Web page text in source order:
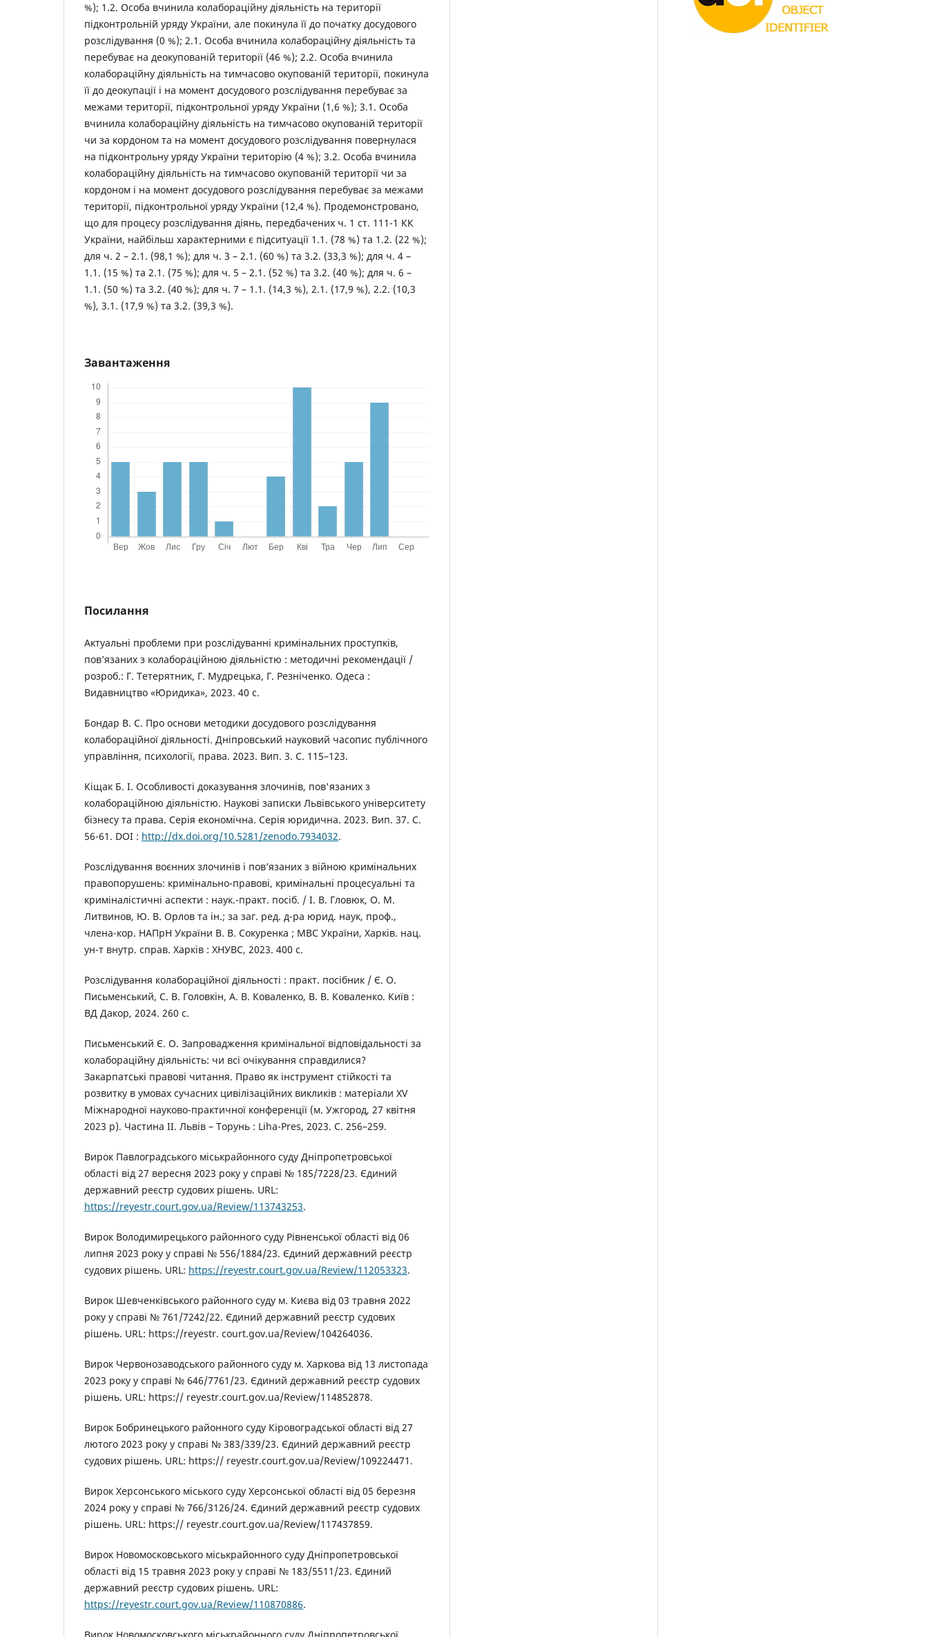
%); 1.2. Особа вчинила колабораційну діяльність на території
підконтрольній уряду України, але покинула її до початку досудового
розслідування (0 %); 2.1. Особа вчинила колабораційну діяльність та
перебуває на деокупованій території (46 %); 2.2. Особа вчинила
колабораційну діяльність на тимчасово окупованій території, покинула
її до деокупації і на момент досудового розслідування перебуває за
межами території, підконтрольної уряду України (1,6 %); 3.1. Особа
вчинила колабораційну діяльність на тимчасово окупованій території
чи за кордоном та на момент досудового розслідування повернулася
на підконтрольну уряду України територію (4 %); 3.2. Особа вчинила
колабораційну діяльність на тимчасово окупованій території чи за
кордоном і на момент досудового розслідування перебуває за межами
території, підконтрольної уряду України (12,4 %). Продемонстровано,
що для процесу розслідування діянь, передбачених ч. 1 ст. 111-1 КК
України, найбільш характерними є підситуації 1.1. (78 %) та 1.2. (22 %);
для ч. 2 – 2.1. (98,1 %); для ч. 3 – 2.1. (60 %) та 3.2. (33,3 %); для ч. 4 –
1.1. (15 %) та 2.1. (75 %); для ч. 5 – 2.1. (52 %) та 3.2. (40 %); для ч. 6 –
1.1. (50 %) та 3.2. (40 %); для ч. 7 – 1.1. (14,3 %), 2.1. (17,9 %), 2.2. (10,3
%), 3.1. (17,9 %) та 3.2. (39,3 %).
Завантаження
Посилання
Актуальні проблеми при розслідуванні кримінальних проступків,
пов’язаних з колабораційною діяльністю : методичні рекомендації /
розроб.: Г. Тетерятник, Г. Мудрецька, Г. Резніченко. Одеса :
Видавництво «Юридика», 2023. 40 с.
Бондар В. С. Про основи методики досудового розслідування
колабораційної діяльності. Дніпровський науковий часопис публічного
управління, психології, права. 2023. Вип. 3. С. 115–123.
Кіщак Б. І. Особливості доказування злочинів, пов'язаних з
колабораційною діяльністю. Наукові записки Львівського університету
бізнесу та права. Серія економічна. Серія юридична. 2023. Вип. 37. С.
56-61. DOI : http://dx.doi.org/10.5281/zenodo.7934032.
Розслідування воєнних злочинів і пов’язаних з війною кримінальних
правопорушень: кримінально-правові, кримінальні процесуальні та
криміналістичні аспекти : наук.-практ. посіб. / І. В. Гловюк, О. М.
Литвинов, Ю. В. Орлов та ін.; за заг. ред. д-ра юрид. наук, проф.,
члена-кор. НАПрН України В. В. Сокуренка ; МВС України, Харків. нац.
ун-т внутр. справ. Харків : ХНУВС, 2023. 400 с.
Розслідування колабораційної діяльності : практ. посібник / Є. О.
Письменський, С. В. Головкін, А. В. Коваленко, В. В. Коваленко. Київ :
ВД Дакор, 2024. 260 с.
Письменський Є. О. Запровадження кримінальної відповідальності за
колабораційну діяльність: чи всі очікування справдилися?
Закарпатські правові читання. Право як інструмент стійкості та
розвитку в умовах сучасних цивілізаційних викликів : матеріали ХV
Міжнародної науково-практичної конференції (м. Ужгород, 27 квітня
2023 р). Частина ІІ. Львів – Торунь : Liha-Pres, 2023. С. 256–259.
Вирок Павлоградського міськрайонного суду Дніпропетровської
області від 27 вересня 2023 року у справі № 185/7228/23. Єдиний
державний реєстр судових рішень. URL:
https://reyestr.court.gov.ua/Review/113743253.
Вирок Володимирецького районного суду Рівненської області від 06
липня 2023 року у справі № 556/1884/23. Єдиний державний реєстр
судових рішень. URL: https://reyestr.court.gov.ua/Review/112053323.
Вирок Шевченківського районного суду м. Києва від 03 травня 2022
року у справі № 761/7242/22. Єдиний державний реєстр судових
рішень. URL: https://reyestr. court.gov.ua/Review/104264036.
Вирок Червонозаводського районного суду м. Харкова від 13 листопада
2023 року у справі № 646/7761/23. Єдиний державний реєстр судових
рішень. URL: https:// reyestr.court.gov.ua/Review/114852878.
Вирок Бобринецького районного суду Кіровоградської області від 27
лютого 2023 року у справі № 383/339/23. Єдиний державний реєстр
судових рішень. URL: https:// reyestr.court.gov.ua/Review/109224471.
Вирок Херсонського міського суду Херсонської області від 05 березня
2024 року у справі № 766/3126/24. Єдиний державний реєстр судових
рішень. URL: https:// reyestr.court.gov.ua/Review/117437859.
Вирок Новомосковського міськрайонного суду Дніпропетровської
області від 15 травня 2023 року у справі № 183/5511/23. Єдиний
державний реєстр судових рішень. URL:
https://reyestr.court.gov.ua/Review/110870886.